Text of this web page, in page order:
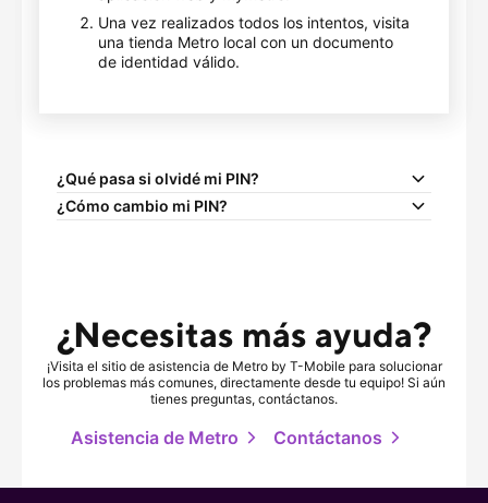
Una vez realizados todos los intentos, visita
una tienda Metro local con un documento
de identidad válido.
¿Qué pasa si olvidé mi PIN?
¿Cómo cambio mi PIN?
¿Necesitas más ayuda?
¡Visita el sitio de asistencia de Metro by T-Mobilepara solucionar
los problemas más comunes, directamente desde tu equipo! Si aún
tienes preguntas, contáctanos.
Asistencia de Metro Contáctanos, se abre en una